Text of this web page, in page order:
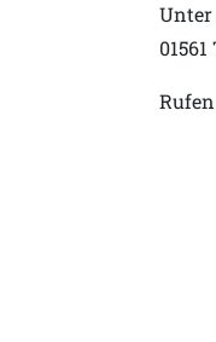
Unter